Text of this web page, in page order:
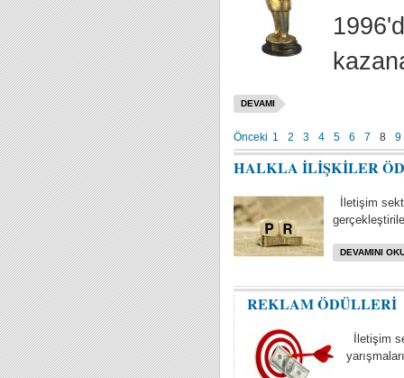
DEVAMI
Önceki 1 2 3 4 5 6 7 8 9
HALKLA İLİŞKİLER
İletişim
DEVAMINI
REKLAM ÖDÜLLERİ
İletişim